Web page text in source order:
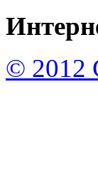
© 2012